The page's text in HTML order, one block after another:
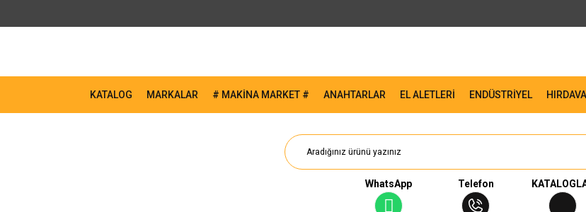
KATALOG MARKALAR # MAKİNA MARKET # ANAHTARLAR EL ALETLERİ ENDÜSTRİYEL
WhatsApp Telefon